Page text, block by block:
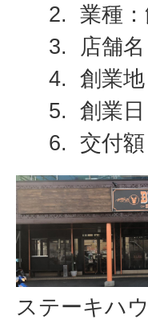
業種
店舗
創業
創業
交付
ステーキハ